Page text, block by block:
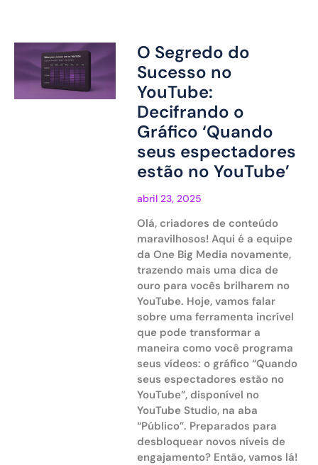
O Segredo do
Sucesso no
YouTube:
Decifrando o
Gráfico ‘Quando
seus espectadores
estão no YouTube’
abril 23, 2025
Olá, criadores de conteúdo
maravilhosos! Aqui é a equipe
da One Big Media novamente,
trazendo mais uma dica de
ouro para vocês brilharem no
YouTube. Hoje, vamos falar
sobre uma ferramenta incrível
que pode transformar a
maneira como você programa
seus vídeos: o gráfico “Quando
seus espectadores estão no
YouTube”, disponível no
YouTube Studio, na aba
“Público”. Preparados para
desbloquear novos níveis de
engajamento? Então, vamos lá!